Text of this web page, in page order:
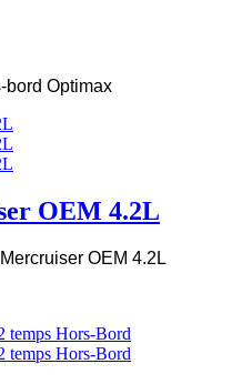
bord Optimax
OEM 4.2L
OEM 4.2L